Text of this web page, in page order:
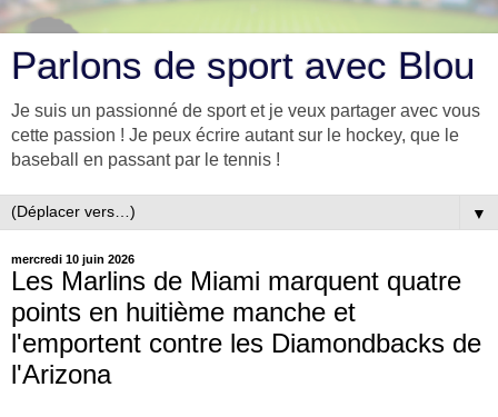
Parlons de sport avec Blou
Je suis un passionné de sport et je veux partager avec vous
cette passion ! Je peux écrire autant sur le hockey, que le
baseball en passant par le tennis !
▼
mercredi 10 juin 2026
Les Marlins de Miami marquent quatre
points en huitième manche et
l'emportent contre les Diamondbacks de
l'Arizona